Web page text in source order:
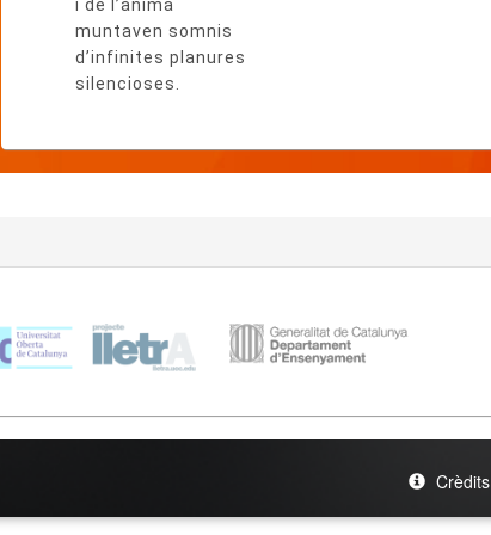
i de l’ànima
muntaven somnis
d’infinites planures
silencioses.
Crèdits